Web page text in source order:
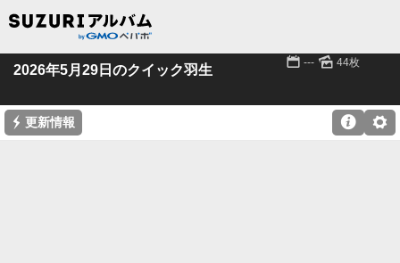
2026年5月29日のクイック羽生 📅 --- 🌄 44枚
⚡ 更新情報 ⚙
